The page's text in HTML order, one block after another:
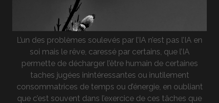
L’un des problèmes soulevés par l’IA n’est pas l’IA en
soi mais le rêve, caressé par certains, que l’IA
permette de décharger l’être humain de certaines
taches jugées inintéressantes ou inutilement
consommatrices de temps ou d’énergie, en oubliant
que c’est souvent dans l’exercice de ces tâches que